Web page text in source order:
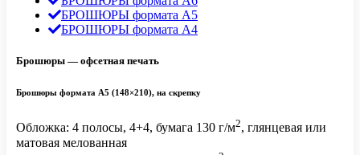
БРОШЮРЫ формата А5
БРОШЮРЫ формата А4
Брошюры — офсетная печать
Брошюры формата А5 (148×210), на скрепку
Обложка: 4 полосы, 4+4, бумага 130 г/м2, глянцевая или
матовая мелованная